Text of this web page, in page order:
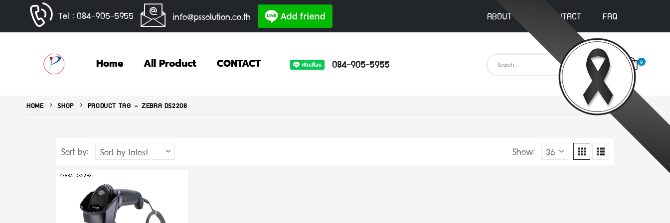
Tel : 084-905-5955 info@pssolution.co.th ABOUT US CONTACT FAQ
Home All Product CONTACT 084-905-5955 0
HOME SHOP PRODUCT TAG -ZEBRA DS2208
Sort by: Show: